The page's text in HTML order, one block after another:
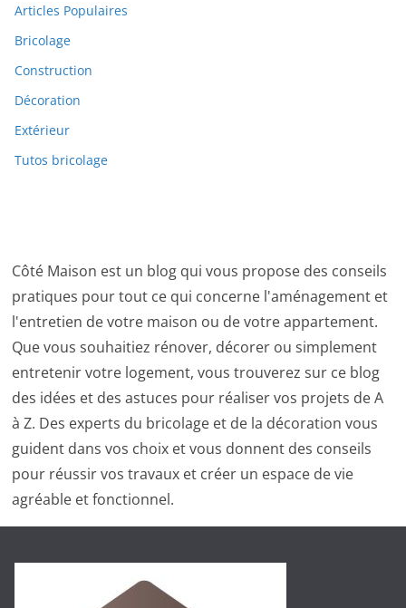
Articles Populaires
Bricolage
Construction
Décoration
Extérieur
Tutos bricolage
Côté Maison est un blog qui vous propose des conseils
pratiques pour tout ce qui concerne l'aménagement et
l'entretien de votre maison ou de votre appartement.
Que vous souhaitiez rénover, décorer ou simplement
entretenir votre logement, vous trouverez sur ce blog
des idées et des astuces pour réaliser vos projets de A
à Z. Des experts du bricolage et de la décoration vous
guident dans vos choix et vous donnent des conseils
pour réussir vos travaux et créer un espace de vie
agréable et fonctionnel.